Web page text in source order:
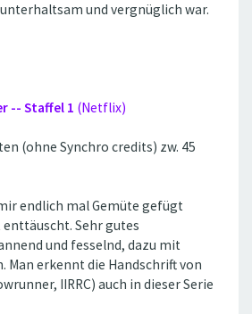
und vergnüglich war.
-- Staffel 1 (Netflix)
(ohne Synchro credits) zw. 45
endlich mal Gemüte gefügt
Sehr gutes
und fesselnd, dazu mit
Man erkennt die Handschrift von
IIRRC) auch in dieser Serie